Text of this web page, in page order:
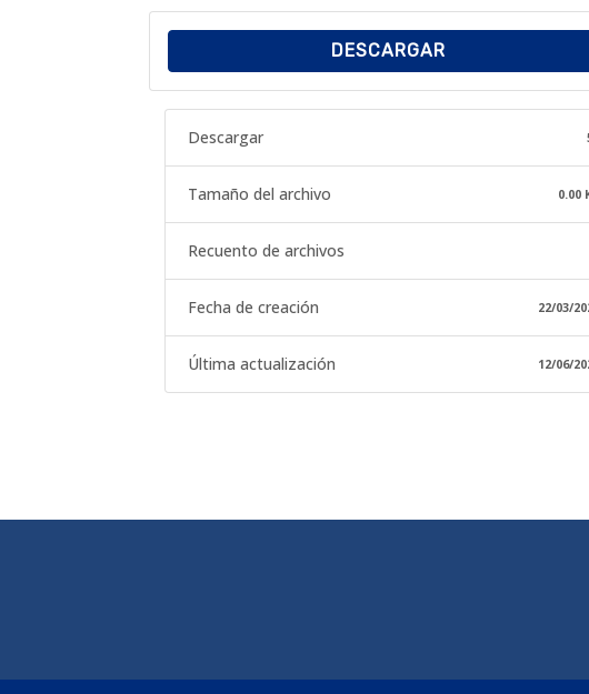
DESCARGAR
Descargar
Tamaño del archivo 0.00
Recuento de archivos
Fecha de creación 22/03/
Última actualización 12/06/